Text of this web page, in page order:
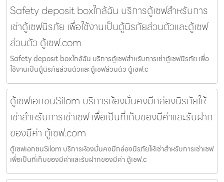
Safety deposit boxใกล้ฉัน บริการตู้เซฟสำหรับการ
เช่าตู้เซฟนิรภัย เพื่อใช้งานเป็นตู้นิรภัยส่วนตัวและตู้เซฟ
ส่วนตัว ตู้เซฟ.com
Safety deposit boxใกล้ฉัน บริการตู้เซฟสำหรับการเช่าตู้เซฟนิรภัย เพื่อ
ใช้งานเป็นตู้นิรภัยส่วนตัวและตู้เซฟส่วนตัว ตู้เซฟ.c
ตู้เซฟเอกชนSilom บริการห้องมั่นคงมีกล่องนิรภัยให้
เช่าสำหรับการเช่าเซฟ เพื่อเป็นที่เก็บของมีค่าและรับฝาก
ของมีค่า ตู้เซฟ.com
ตู้เซฟเอกชนSilom บริการห้องมั่นคงมีกล่องนิรภัยให้เช่าสำหรับการเช่าเซฟ
เพื่อเป็นที่เก็บของมีค่าและรับฝากของมีค่า ตู้เซฟ.c